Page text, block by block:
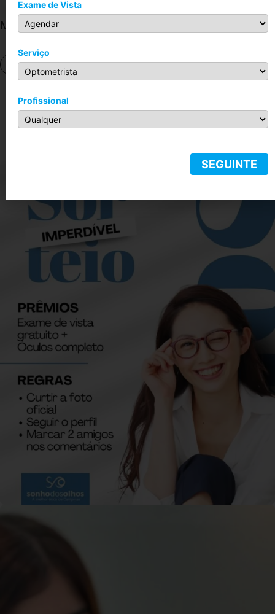
Macau
Conheça
Nos Siga no Instagram
@sonho_dos_olhos_
Exame de Vista
Serviço
Profissional
SEGUINTE